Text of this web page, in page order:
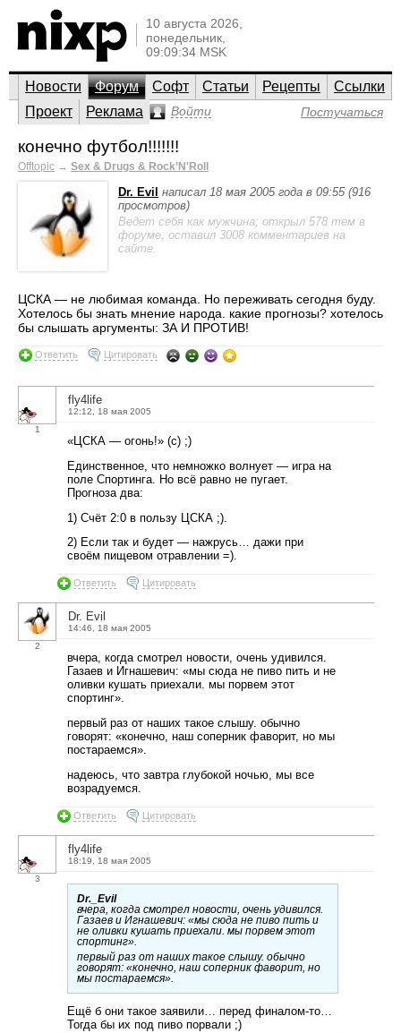
10 августа 2026,
понедельник,
09:09:34 MSK
Новости Форум Софт Статьи Рецепты
Ссылки
Проект
Реклама Войти Постучаться
конечно футбол!!!!!!!
Offtopic → Sex & Drugs & Rock’N'Roll
Dr. Evil написал 18 мая 2005 года в 09:55 (916
просмотров)
Ведет себя как мужчина; открыл 578 тем в
форуме, оставил 3008 комментариев на
сайте.
ЦСКА — не любимая команда. Но переживать сегодня буду.
Хотелось бы знать мнение народа. какие прогнозы? хотелось
бы слышать аргументы: ЗА И ПРОТИВ!
Ответить Цитировать
1
fly4life
12:12, 18 мая 2005
«ЦСКА — огонь!» (с) ;)
Единственное, что немножко волнует — игра на
поле Спортинга. Но всё равно не пугает.
Прогноза два:
1) Счёт 2:0 в пользу ЦСКА ;).
2) Если так и будет — нажрусь… дажи при
своём пищевом отравлении =).
Ответить Цитировать
2
Dr. Evil
14:46, 18 мая 2005
вчера, когда смотрел новости, очень удивился.
Газаев и Игнашевич: «мы сюда не пиво пить и не
оливки кушать приехали. мы порвем этот
спортинг».
первый раз от наших такое слышу. обычно
говорят: «конечно, наш соперник фаворит, но мы
постараемся».
надеюсь, что завтра глубокой ночью, мы все
возрадуемся.
Ответить Цитировать
3
fly4life
18:19, 18 мая 2005
Dr._Evil
вчера, когда смотрел новости, очень удивился.
Газаев и Игнашевич: «мы сюда не пиво пить и
не оливки кушать приехали. мы порвем этот
спортинг».
первый раз от наших такое слышу. обычно
говорят: «конечно, наш соперник фаворит, но
мы постараемся».
Ещё б они такое заявили… перед финалом-то…
Тогда бы их под пиво порвали ;)